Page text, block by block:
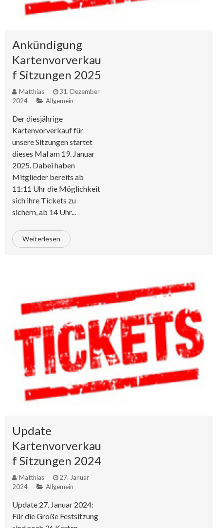
Ankündigung
Kartenvorverkau
f Sitzungen 2025
Matthias
31. Dezember
2024
Allgemein
Der diesjährige
Kartenvorverkauf für
unsere Sitzungen startet
dieses Mal am 19. Januar
2025. Dabei haben
Mitglieder bereits ab
11:11 Uhr die Möglichkeit
sich ihre Tickets zu
sichern, ab 14 Uhr...
Weiterlesen
Update
Kartenvorverkau
f Sitzungen 2024
Matthias
27. Januar
2024
Allgemein
Update 27. Januar 2024:
Für die Große Festsitzung